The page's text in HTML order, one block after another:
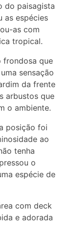
do paisagista
as espécies
as com
tropical.
frondosa que
sensação
da frente
arbustos que
o ambiente.
posição foi
ao
tenha
o
espécie de
com deck
e adorada